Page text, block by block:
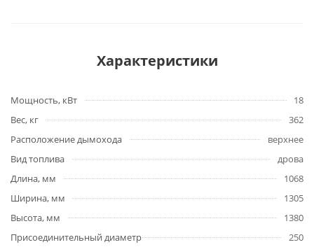
Характеристики
Мощность, кВт
18
Вес, кг
362
Расположение дымохода
верхнее
Вид топлива
дрова
Длина, мм
1068
Ширина, мм
1305
Высота, мм
1380
Присоединительный диаметр
250